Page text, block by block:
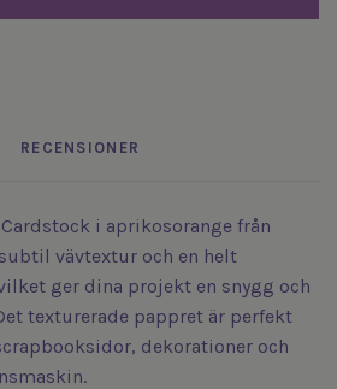
RECENSIONER
i aprikosorange från
vävtextur och en helt
ger dina projekt en snygg och
texturerade pappret är perfekt
dekorationer och